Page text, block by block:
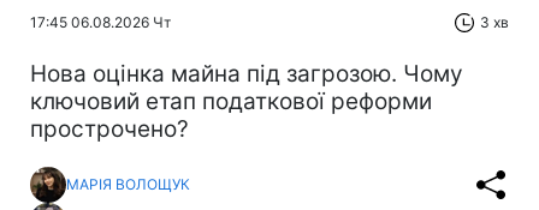
17:45 06.08.2026 Чт 3 хв
Нова оцінка майна під загрозою. Чому
ключовий етап податкової реформи
прострочено?
МАРІЯ ВОЛОЩУК